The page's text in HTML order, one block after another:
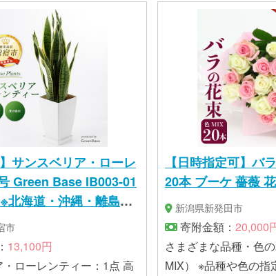
サンスベリア・ローレ
Green Base IB003-01
北海道・沖縄・離島配
市
13,100円
ローレンティー：1点 高
【日時指定可】バ
20本 ブーケ 薔薇
新潟県新発田市
寄附金額： 20,000
さまざまな品種・色
MIX） ※品種や色の指